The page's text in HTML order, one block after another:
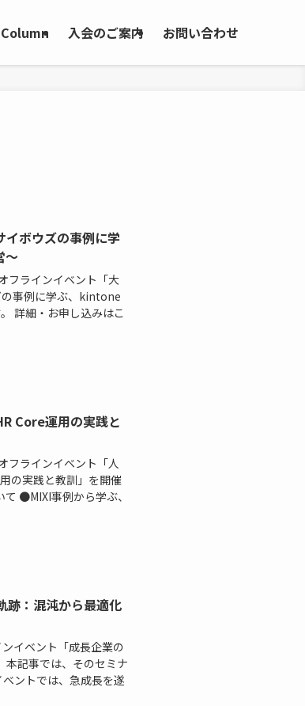
Column 入会のご案内 お問い合わせ
イボウズの事例に学
〜
フラインイベント「大
の事例に学ぶ、kintone
詳細・お申し込みはこ
Core運用の実践と
フラインイベント「人
の実践と教訓」を開催
●MIXI事例から学ぶ、
跡：混沌から最適化
イベント「成長企業の
本記事では、そのセミナ
ントでは、急成長を遂